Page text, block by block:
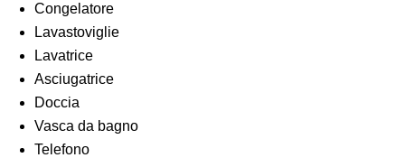
Congelatore
Lavastoviglie
Lavatrice
Asciugatrice
Doccia
Vasca da bagno
Telefono